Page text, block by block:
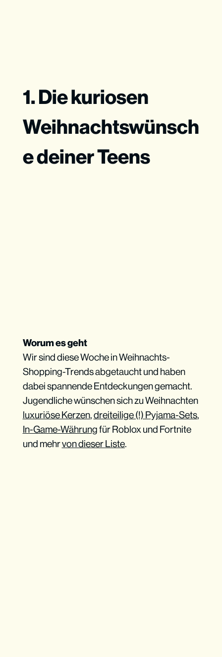
1. Die kuriosen
Weihnachtswünsch
e deiner Teens
Worum es geht
Wir sind diese Woche in Weihnachts-
Shopping-Trends abgetaucht und haben
dabei spannende Entdeckungen gemacht.
Jugendliche wünschen sich zu Weihnachten
luxuriöse Kerzen,dreiteilige (!) Pyjama-Sets,
In-Game-Währungfür Roblox und Fortnite
und mehrvon dieser Liste.